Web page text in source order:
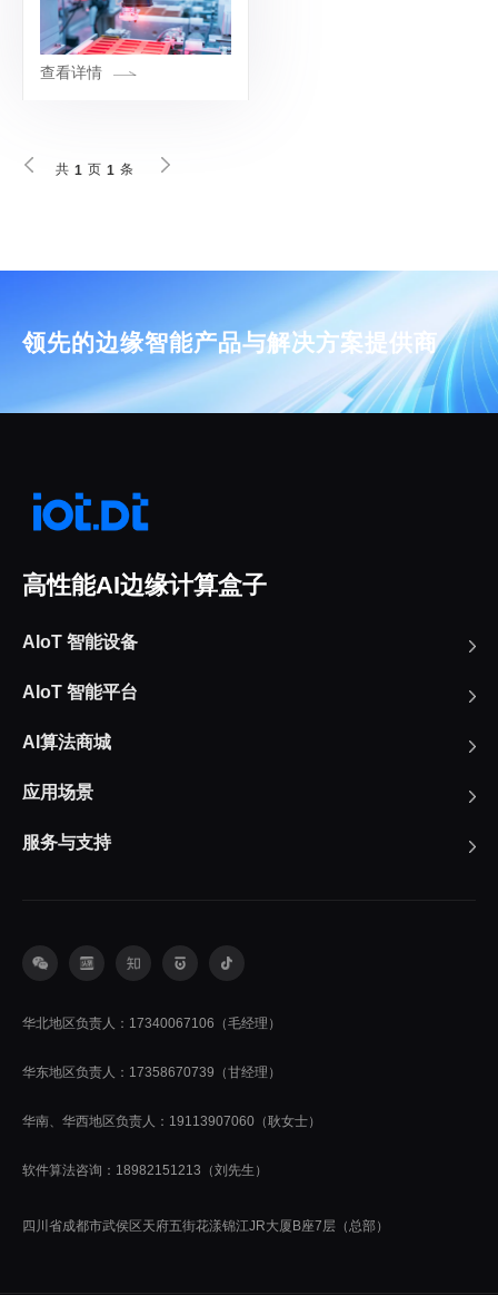
难以应对复杂场景（如微小
缺陷、
查看详情
共 1 页 1 条
领先的边缘智能产品与解决方案提供商
高性能AI边缘计算盒子
AIoT 智能设备
AIoT 智能平台
AI算法商城
应用场景
服务与支持
华北地区负责人：17340067106（毛经理）
华东地区负责人：17358670739（甘经理）
华南、华西地区负责人：19113907060（耿女士）
软件算法咨询：18982151213（刘先生）
四川省成都市武侯区天府五街花漾锦江JR大厦B座7层（总部）